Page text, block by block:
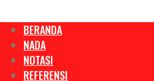
BERANDA
NADA
NOTASI
REFERENSI